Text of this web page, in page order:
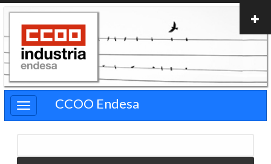
Pasar
contenido
principal
CCOO Endesa